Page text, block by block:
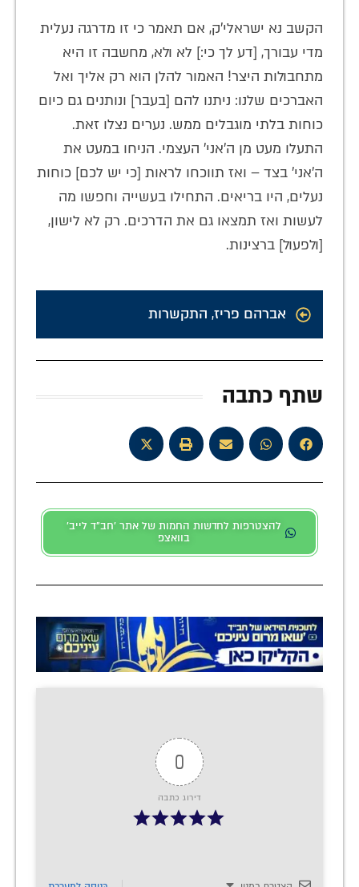
הקשב נא ישראלי'ק, אם תאמר כי זו מדרגה נעלית
מדי עבורך, [דע לך כי:] לא ולא, מחשבה זו היא
מתחבולות היצר! האמור להלן הוא רק אליך ואל
האברכים שלנו: ניתנו להם [בעבר] ונותנים גם כיום
כוחות בלתי מוגבלים ממש. נערים נצלו זאת.
התעלו מעט מן ה'אני' העצמי. הניחו במעט את
ה'אני' בצד – ואז תווכחו לראות [כי יש לכם] כוחות
נעלים, היו בריאים. התחילו בעשייה וחפשו מה
לעשות ואז תמצאו גם את הדרכים. רק לא לישון,
[ולפעול] ברצינות.
אברהם פריז, התקשרות
שתף כתבה
להצטרפות לחדשות החמות של אתר 'חב"ד לייב'
בוואצפ
0
דירוג כתבה